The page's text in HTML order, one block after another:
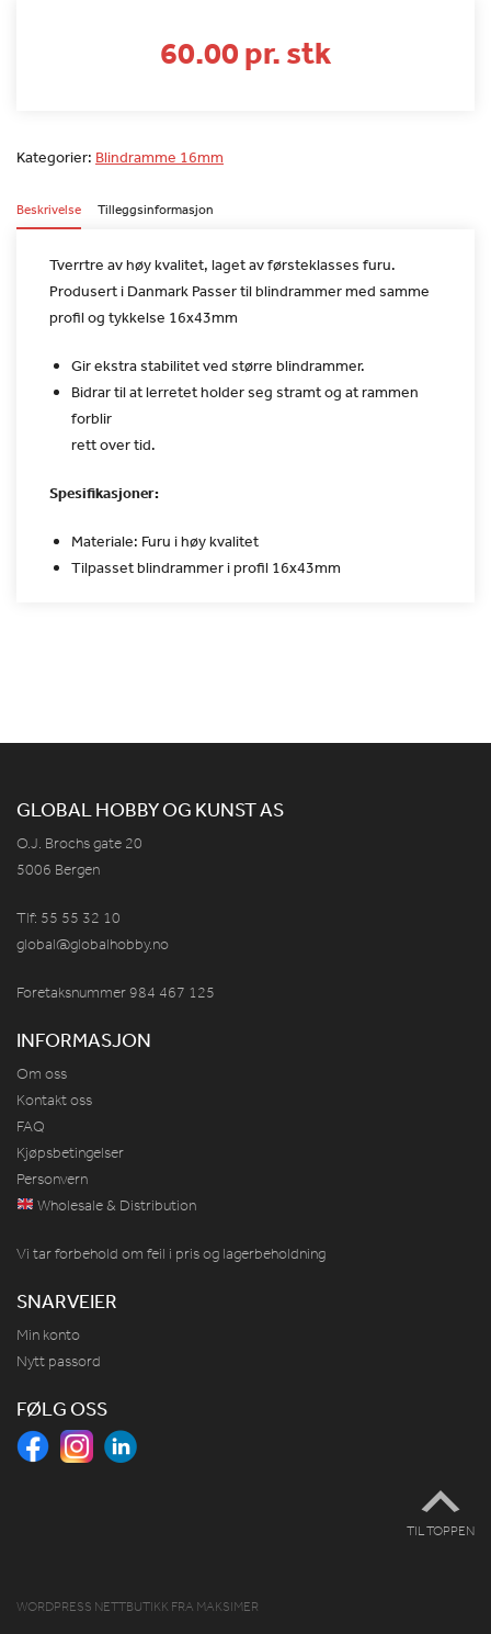
60.00 pr. stk
Kategorier: Blindramme 16mm
Beskrivelse Tilleggsinformasjon
Tverrtre av høy kvalitet, laget av førsteklasses furu.
Produserti Danmark Passer til blindrammer med samme
profil og tykkelse 16x43mm
Gir ekstra stabilitet ved større blindrammer.
Bidrar til at lerretet holder seg stramt og at rammen
forblir
rett over tid.
Spesifikasjoner:
Materiale: Furu i høy kvalitet
Tilpasset blindrammer i profil 16x43mm
GLOBAL HOBBY OG KUNST AS
O.J. Brochs gate 20
5006 Bergen
Tlf: 55 55 32 10
global@globalhobby.no
Foretaksnummer 984 467 125
INFORMASJON
Om oss
Kontakt oss
FAQ
Kjøpsbetingelser
Personvern
Wholesale & Distribution
Vi tar forbehold om feil i pris og lagerbeholdning
SNARVEIER
Min konto
Nytt passord
FØLG OSS
TIL TOPPEN
WORDPRESS NETTBUTIKK FRA MAKSIMER